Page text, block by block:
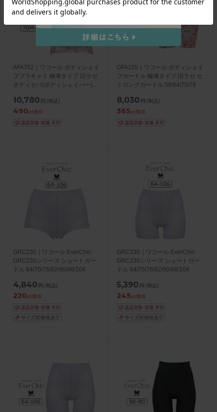
AFA752｜ワコール ボディシェイ
プブラキャミ 極薄タイプ 旧ラゼ
ボディセパ(ボディシェイパー)
10,780 円 (税込)
490pt獲得
GFA155｜ワコール ボディシェイ
プガードル 極薄タイプ 旧ラゼ セ
ミロングガードル 58/64/70/76
8,030 円 (税込)
365pt獲得
GRC230｜ワコール EverChic
GRC230シリーズ ショートガー
ドル 64/70/76/82/90/98/106
4,840 円 (税込)
220pt獲得
GRC330｜ワコール EverChic
GRC230シリーズ ショートガー
ドル 64/70/76/82/90/98/106
5,390 円 (税込)
245pt獲得